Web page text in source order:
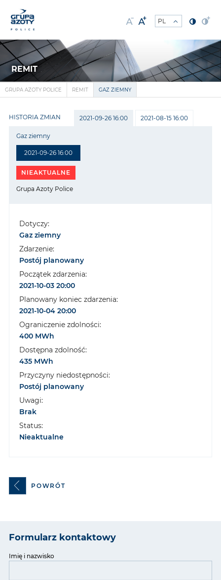
REMIT
GRUPA AZOTY POLICE REMIT GAZ ZIEMNY
HISTORIA ZMIAN 2021-09-26 16:00 2021-08-15 16:00
2021-09-26 16:00
Gaz ziemny
NIEAKTUALNE
Grupa Azoty Police
Dotyczy:
Gaz ziemny
Zdarzenie:
Postój planowany
Początek zdarzenia:
2021-10-03 20:00
Planowany koniec zdarzenia:
2021-10-04 20:00
Ograniczenie zdolności:
400 MWh
Dostępna zdolność:
435 MWh
Przyczyny niedostępności:
Postój planowany
Uwagi:
Brak
Status:
Nieaktualne
POWRÓT
Formularz kontaktowy
Imię i nazwisko